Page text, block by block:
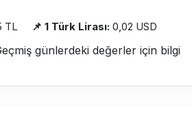
TL 📌 1 Türk Lirası: 0,02 USD
günlerdeki değerler için bilgi